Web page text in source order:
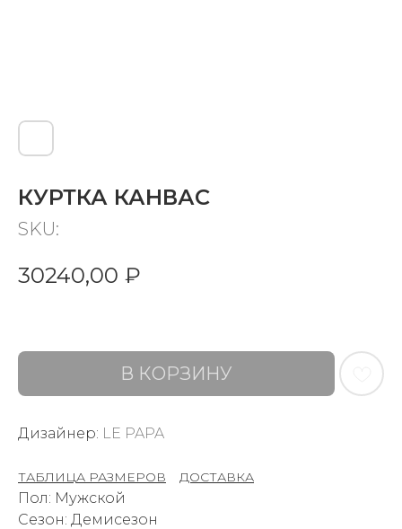
КУРТКА КАНВАС
SKU:
30240,00 ₽
В КОРЗИНУ
Дизайнер: LE PAPA
ТАБЛИЦА РАЗМЕРОВ ДОСТАВКА
Пол: Мужской
Сезон: Демисезон